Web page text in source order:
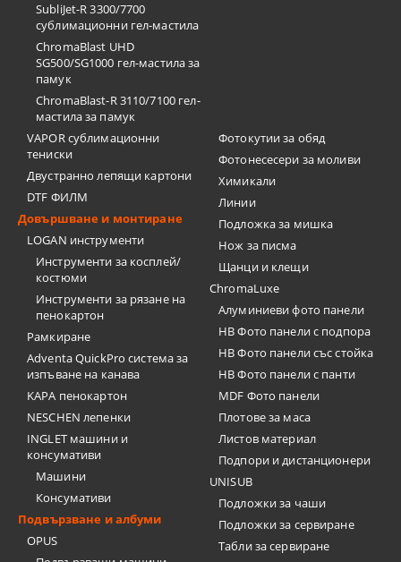
SubliJet-R 3300/7700
сублимационни гел-мастила
ChromaBlast UHD
SG500/SG1000 гел-мастила за
памук
ChromaBlast-R 3110/7100 гел-
мастила за памук
VAPOR сублимационни
тениски
Двустранно лепящи картони
DTF ФИЛМ
Довършване и монтиране
LOGAN инструменти
Инструменти за косплей/
костюми
Инструменти за рязане на
пенокартон
Рамкиране
Adventa QuickPro система за
изпъване на канава
KAPA пенокартон
NESCHEN лепенки
INGLET машини и
консумативи
Машини
Консумативи
Подвързване и албуми
OPUS
Фотокутии за обяд
Фотонесесери за моливи
Химикали
Линии
Подложка за мишка
Нож за писма
Щанци и клещи
ChromaLuxe
Алуминиеви фото панели
HB Фото панели с подпора
HB Фото панели със стойка
HB Фото панели с панти
MDF Фото панели
Плотове за маса
Листов материал
Подпори и дистанционери
UNISUB
Подложки за чаши
Подложки за сервиране
Табли за сервиране